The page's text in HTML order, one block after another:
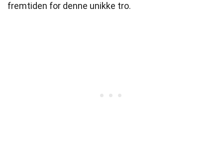
fremtiden for denne unikke tro.